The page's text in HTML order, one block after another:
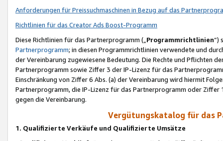
Anforderungen für Preissuchmaschinen in Bezug auf das
Richtlinien für das Creator Ads Boost-Programm
Diese Richtlinien für das Partnerprogramm („Programmrichtlinien“)
Partnerprogramm; in diesen Programmrichtlinien verwendete und
der Vereinbarung zugewiesene Bedeutung. Die Rechte und Pflichten
Partnerprogramm sowie Ziffer 3 der IP-Lizenz für das
Einschränkung von Ziffer 6 Abs. (a) der Vereinbarung wird hiermit
Partnerprogramm, die IP-Lizenz für das Partnerprogramm oder
gegen die Vereinbarung.
Vergütungskatalog für das
1. Qualifizierte Verkäufe und Qualifizierte Umsätze